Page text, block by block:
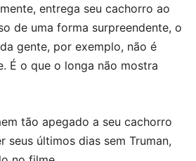
entrega seu cachorro ao
de uma forma surpreendente, o
gente, por exemplo, não é
É o que o longa não mostra
tão apegado a seu cachorro
seus últimos dias sem Truman,